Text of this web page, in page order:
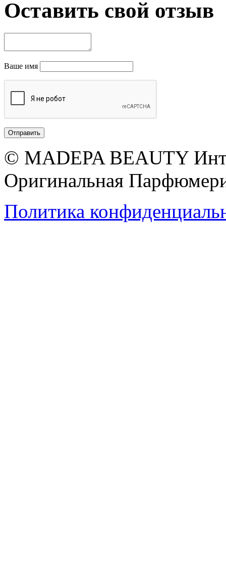
Оставить свой отзыв
Ваше имя
© MADEPA BEAUTY
Оригинальная
Политика